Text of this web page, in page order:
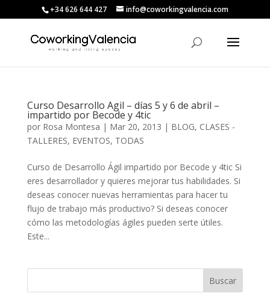
+34 626 644 427 info@coworkingvalencia.com
Curso Desarrollo Agil – días 5 y 6 de abril –
impartido por Becode y 4tic
por Rosa Montesa | Mar 20, 2013 | BLOG, CLASES -
TALLERES, EVENTOS, TODAS
Curso de Desarrollo Ágil impartido por Becode y 4tic Si
eres desarrollador y quieres mejorar tus habilidades. Si
deseas conocer nuevas herramientas para hacer tu
flujo de trabajo más productivo? Si deseas conocer
cómo las metodologías ágiles pueden serte útiles.
Este...